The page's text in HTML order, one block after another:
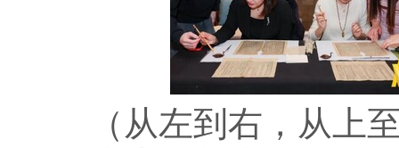
（从左到右，从上